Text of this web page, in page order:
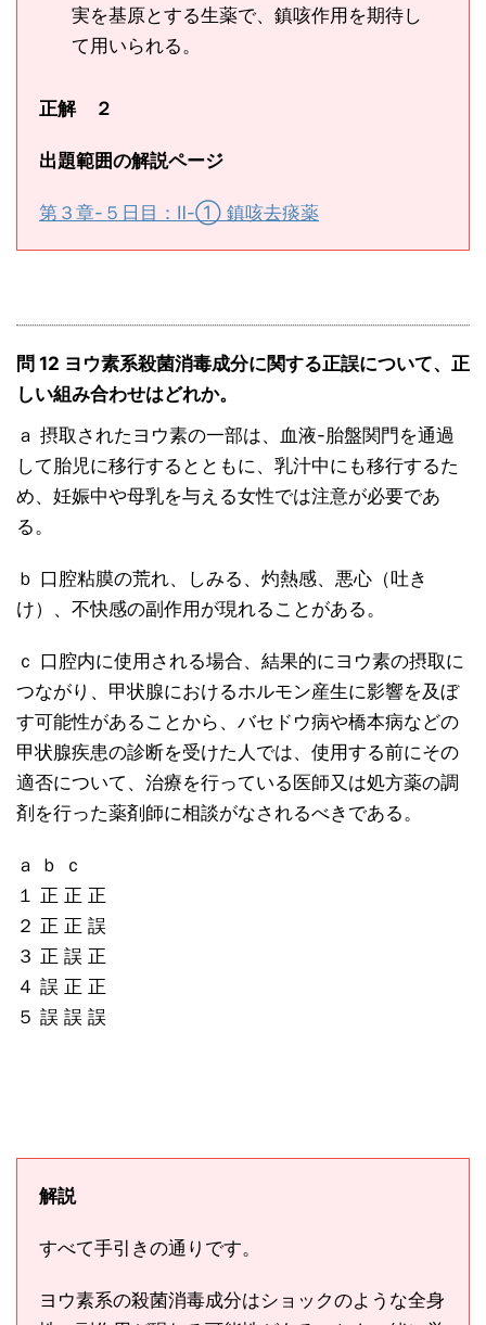
実を基原とする生薬で、鎮咳作用を期待し
て用いられる。
正解 ２
出題範囲の解説ページ
第３章-５日目：Ⅱ-① 鎮咳去痰薬
問 12 ヨウ素系殺菌消毒成分に関する正誤について、正
しい組み合わせはどれか。
ａ 摂取されたヨウ素の一部は、血液-胎盤関門を通過
して胎児に移行するとともに、乳汁中にも移行するた
め、妊娠中や母乳を与える女性では注意が必要であ
る。
ｂ 口腔粘膜の荒れ、しみる、灼熱感、悪心（吐き
け）、不快感の副作用が現れることがある。
ｃ 口腔内に使用される場合、結果的にヨウ素の摂取に
つながり、甲状腺におけるホルモン産生に影響を及ぼ
す可能性があることから、バセドウ病や橋本病などの
甲状腺疾患の診断を受けた人では、使用する前にその
適否について、治療を行っている医師又は処方薬の調
剤を行った薬剤師に相談がなされるべきである。
ａ ｂ ｃ
１ 正 正 正
２ 正 正 誤
３ 正 誤 正
４ 誤 正 正
５ 誤 誤 誤
解説
すべて手引きの通りです。
ヨウ素系の殺菌消毒成分はショックのような全身